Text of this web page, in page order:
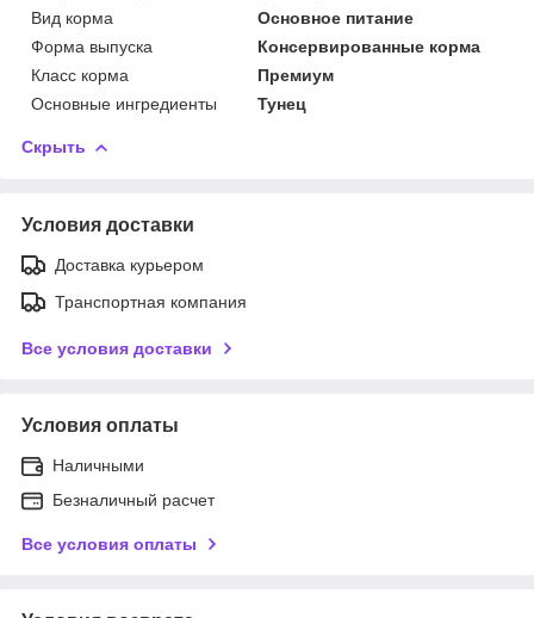
Вид корма
Основное питание
Форма выпуска
Консервированные корма
Класс корма
Премиум
Основные ингредиенты
Тунец
Скрыть
Условия доставки
Доставка курьером
Транспортная компания
Все условия доставки
Условия оплаты
Наличными
Безналичный расчет
Все условия оплаты